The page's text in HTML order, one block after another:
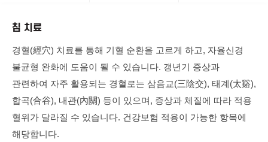
침 치료
경혈(經穴) 치료를 통해 기혈 순환을 고르게 하고, 자율신경
불균형 완화에 도움이 될 수 있습니다. 갱년기 증상과
관련하여 자주 활용되는 경혈로는 삼음교(三陰交), 태계(太谿),
합곡(合谷), 내관(內關) 등이 있으며, 증상과 체질에 따라 적용
혈위가 달라질 수 있습니다. 건강보험 적용이 가능한 항목에
해당합니다.